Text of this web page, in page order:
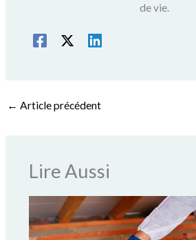
de vie.
← Article précédent
Lire Aussi